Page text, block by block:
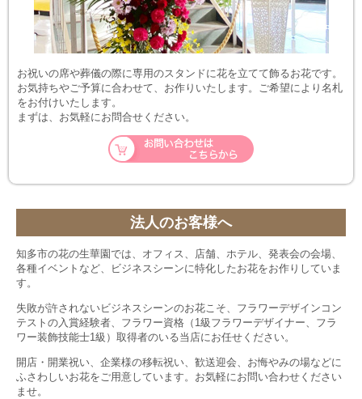
お祝いの席や葬儀の際に専用のスタンドに花を立てて飾るお花です。
お気持ちやご予算に合わせて、お作りいたします。ご希望により名札
をお付けいたします。
まずは、お気軽にお問合せください。
法人のお客様へ
知多市の花の生華園では、オフィス、店舗、ホテル、発表会の会場、
各種イベントなど、ビジネスシーンに特化したお花をお作りしていま
す。
失敗が許されないビジネスシーンのお花こそ、フラワーデザインコン
テストの入賞経験者、フラワー資格（1級フラワーデザイナー、フラ
ワー装飾技能士1級）取得者のいる当店にお任せください。
開店・開業祝い、企業様の移転祝い、歓送迎会、お悔やみの場などに
ふさわしいお花をご用意しています。お気軽にお問い合わせください
ませ。